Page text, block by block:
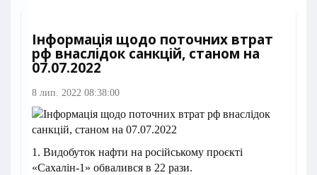
Інформація щодо поточних втрат
рф внаслідок санкцій, станом на
07.07.2022
8 лип. 2022 08:38:00
1. Видобуток нафти на російському проєкті
«Сахалін-1» обвалився в 22 рази.